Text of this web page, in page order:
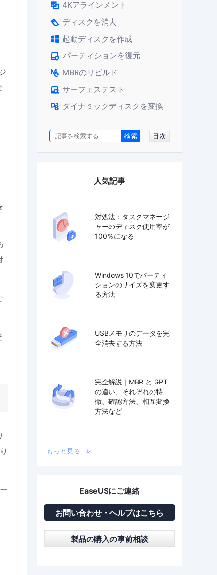
 4Kアラインメント
 ディスクを消去
 起動ディスクを作成
 パーティションを復元
 MBRのリビルド
 サーフェステスト
 ダイナミックディスクを変換
目次
人気記事
対処法：タスクマネージ
ャーのディスク使用率が
100％になる
Windows 10でパーティ
ションのサイズを変更す
る方法
USBメモリのデータを完
全消去する方法
完全解説｜MBR と GPT
の違い、それぞれの特
徴、確認方法、相互変換
方法など
もっと見る
EaseUSにご連絡
お問い合わせ・ヘルプはこちら
製品の購入の事前相談